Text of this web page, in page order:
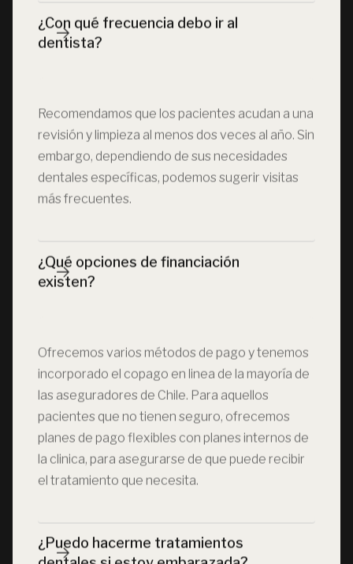
¿Con qué frecuencia debo ir al
dentista?
Recomendamos que los pacientes acudan a una
revisión y limpieza al menos dos veces al año. Sin
embargo, dependiendo de sus necesidades
dentales específicas, podemos sugerir visitas
más frecuentes.
¿Qué opciones de financiación
existen?
Ofrecemos varios métodos de pago y tenemos
incorporado el copago en linea de la mayoría de
las aseguradores de Chile. Para aquellos
pacientes que no tienen seguro, ofrecemos
planes de pago flexibles con planes internos de
la clinica, para asegurarse de que puede recibir
el tratamiento que necesita.
¿Puedo hacerme tratamientos